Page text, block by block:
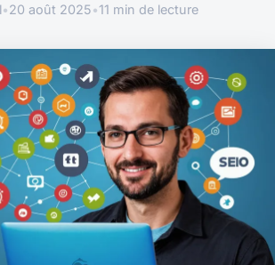
•20 août 2025•11 min de lecture